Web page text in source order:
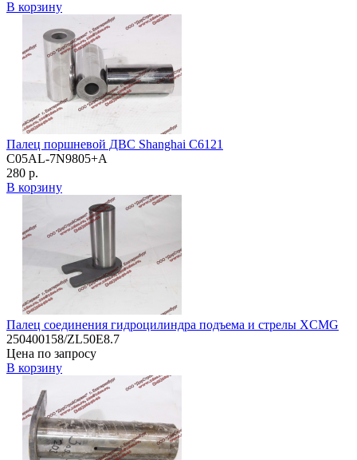
В корзину
Палец поршневой ДВС Shanghai C6121
C05AL-7N9805+A
280 р.
В корзину
Палец соединения гидроцилиндра подъема и стрелы XCMG
250400158/ZL50E8.7
Цена по запросу
В корзину